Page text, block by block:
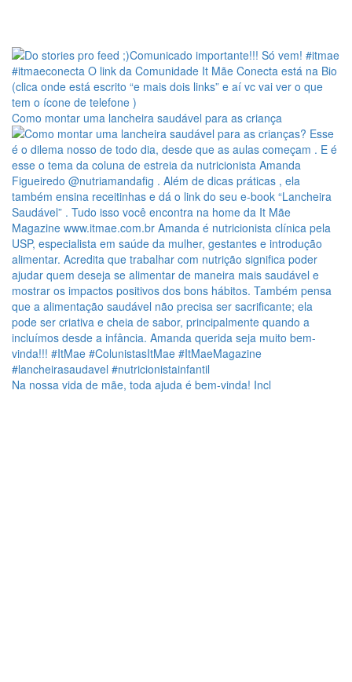
Como montar uma lancheira saudável para as criança
Na nossa vida de mãe, toda ajuda é bem-vinda! Incl